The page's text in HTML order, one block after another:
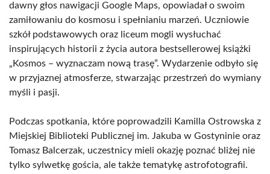
dawny głos nawigacji Google Maps, opowiadał o swoim
zamiłowaniu do kosmosu i spełnianiu marzeń. Uczniowie
szkół podstawowych oraz liceum mogli wysłuchać
inspirujących historii z życia autora bestsellerowej książki
„Kosmos – wyznaczam nową trasę”. Wydarzenie odbyło się
w przyjaznej atmosferze, stwarzając przestrzeń do wymiany
myśli i pasji.
Podczas spotkania, które poprowadzili Kamilla Ostrowska z
Miejskiej Biblioteki Publicznej im. Jakuba w Gostyninie oraz
Tomasz Balcerzak, uczestnicy mieli okazję poznać bliżej nie
tylko sylwetkę gościa, ale także tematykę astrofotografii.